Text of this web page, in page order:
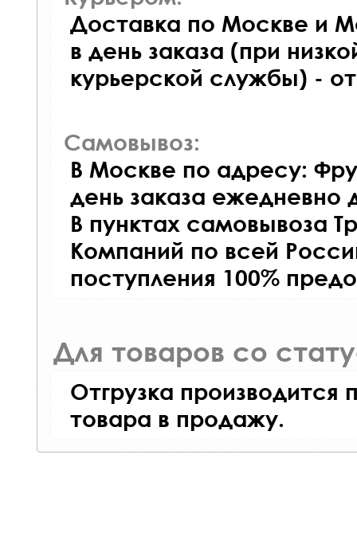
Доставка по Москве и
в день заказа (при
курьерской службы) -
Самовывоз:
В Москве по адресу:
день заказа ежедневно
В пунктах самовывоза
Компаний по всей
поступления 100%
Для товаров со
Отгрузка производится
товара в продажу.